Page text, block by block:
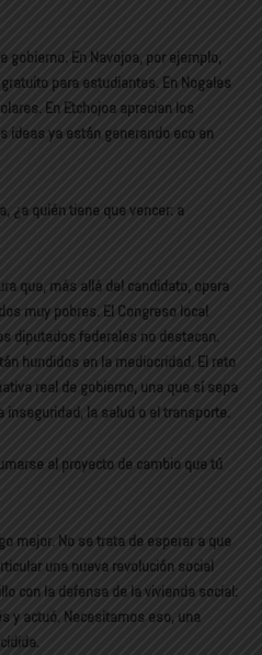
gobierno. En Navojoa, por ejemplo,
para estudiantes. En Nogales
En Etchojoa aprecian los
ideas ya están generando eco en
¿a quién tiene que vencer: a
que, más allá del candidato, opera
muy pobres. El Congreso local
diputados federales no destacan.
hundidos en la mediocridad. El reto
real de gobierno, una que sí sepa
la salud o el transporte.
al proyecto de cambio que tú
mejor. No se trata de esperar a que
una nueva revolución social
con la defensa de la vivienda social:
y actuó. Necesitamos eso, una